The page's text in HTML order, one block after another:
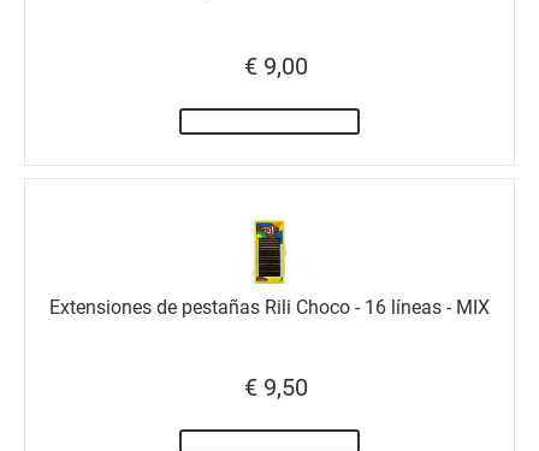
€ 9,00
Extensiones de pestañas Rili Choco - 16 líneas - MIX
€ 9,50